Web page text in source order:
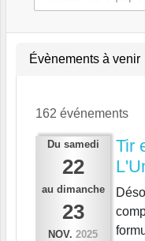
Évènements à venir
162 événements
Du samedi
22
au dimanche
23
NOV. 2025
Tir